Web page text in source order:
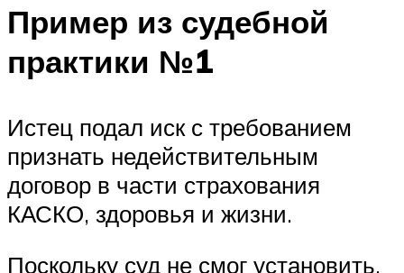
Пример из судебной
практики №1
Истец подал иск с требованием
признать недействительным
договор в части страхования
КАСКО, здоровья и жизни.
Поскольку суд не смог установить,